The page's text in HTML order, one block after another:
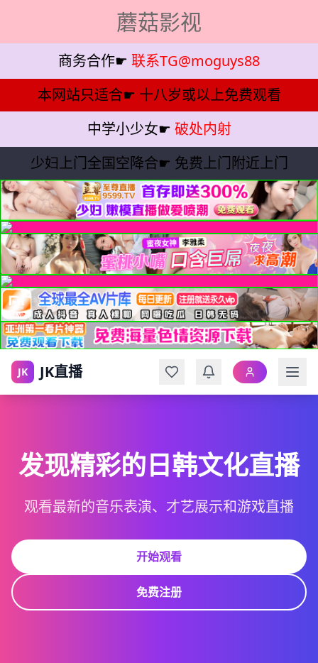
蘑菇影视
商务合作☛ 联系TG@moguys88
本网站只适合☛ 十八岁或以上免费观看
中学小少女☛ 破处内射
少妇上门全国空降合☛ 免费上门附近上门
JK JK直播
发现精彩的日韩文化直播
观看最新的音乐表演、才艺展示和游戏直播
开始观看
免费注册